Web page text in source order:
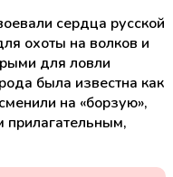
сердца русской
охоты на волков и
для ловли
была известна как
на «борзую»,
прилагательным,